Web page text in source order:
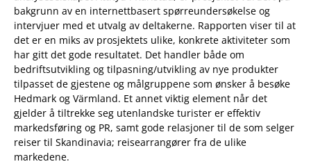
bakgrunn av en internettbasert spørreundersøkelse og
intervjuer med et utvalg av deltakerne. Rapporten viser til at
det er en miks av prosjektets ulike, konkrete aktiviteter som
har gitt det gode resultatet. Det handler både om
bedriftsutvikling og tilpasning/utvikling av nye produkter
tilpasset de gjestene og målgruppene som ønsker å besøke
Hedmark og Värmland. Et annet viktig element når det
gjelder å tiltrekke seg utenlandske turister er effektiv
markedsføring og PR, samt gode relasjoner til de som selger
reiser til Skandinavia; reisearrangører fra de ulike
markedene.